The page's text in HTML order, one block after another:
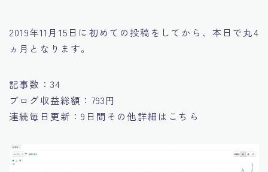
2019年11月15日に初めての投稿をしてから、本日で丸4
ヵ月となります。
記事数：34
ブログ収益総額：793円
連続毎日更新：9日間その他詳細はこちら